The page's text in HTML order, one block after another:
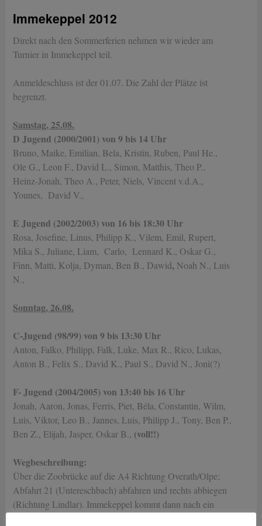
Immekeppel 2012
Direkt nach den Sommerferien nehmen wir wieder am
Turnier in Immekeppel teil.
Anmeldeschluss ist der 01.07. Die Zahl der Plätze ist
begrenzt.
Samstag, 25.08.
D Jugend (2000/2001) von 9 bis 14 Uhr
Bruno, Maike, Emilian, Bela, Kristin, Ruben, Paul He.,
Ole G., Leon F., David L., Simon, Matthis, Theo P.,
Heinz-Jonah, Theo A., Peter, Niels, Vincent v.d.A.,
Younes, David V.,
E Jugend (2002/2003) von 16 bis 18:30 Uhr
Rosa, Josefine, Linus, Philipp K., Vilem, Emil, Rupert,
Mika S., Juliane, Liam, Carlo, Lennard K., Oskar G.,
Finn, Matti, Kolja, Dyman, Ben B., Dawid, Noah N., Luis
N.,
Sonntag, 26.08.
C-Jugend (98/99) von 9 bis 13:30 Uhr
Anton, Falko, Philipp, Falk, Luke, Max R., Rico, Lukas,
Anton B., Felix S., David K., Paul S., David N., Joni(?)
F- Jugend (2004/2005) von 13:40 bis 16 Uhr
Jonah, Aaron, Jonas, Ferris, Piet, Béla, Constantin, Wilm,
Luis, Viktor, Leo B., Jannes, Luis, Philipp J., Tony, Ben P.,
Ben Z., Elijah, Jasper, Oskar B., (voll!!)
Wegbeschreibung:
Über die Zoobrücke auf die A4 Richtung Overath/Olpe;
Abfahrt 21 (Untereschbach) abfahren und rechts abbiegen
(Richtung Lindlar). Immekeppel kommt dann nach ein